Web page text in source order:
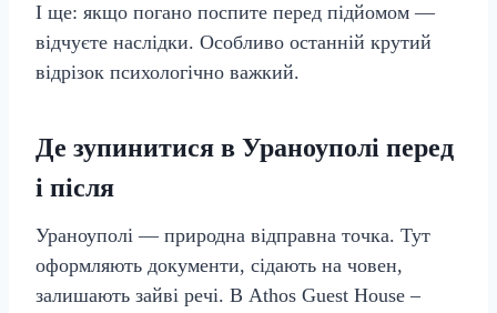
І ще: якщо погано поспите перед підйомом —
відчуєте наслідки. Особливо останній крутий
відрізок психологічно важкий.
Де зупинитися в Ураноуполі перед
і після
Ураноуполі — природна відправна точка. Тут
оформляють документи, сідають на човен,
залишають зайві речі. В Athos Guest House –